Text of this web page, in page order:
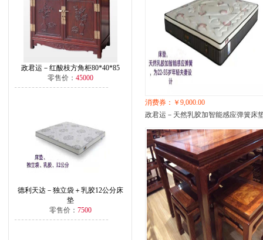
政君运－红酸枝方角柜80*40*85
零售价： 45000
德利天达－独立袋＋乳胶12公分床
垫
零售价： 7500
消费券：￥9,000.00
政君运－天然乳胶加智能感应弹簧床